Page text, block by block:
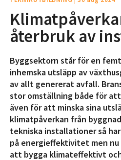
återbruk av
Byggsektorn står för en
inhemska utsläpp av
av allt genererat avfall.
stor omställning både för
även för att minska sina
klimatpåverkan från
tekniska installationer så
på energieffektivitet men nu
att bygga klimateffektivt